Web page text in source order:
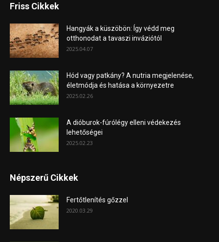
Friss Cikkek
Hangyák a küszöbön: Így védd meg
otthonodat a tavaszi inváziótól
2025.04.07
Hód vagy patkány? A nutria megjelenése,
életmódja és hatása a környezetre
2025.02.26
A dióburok-fúrólégy elleni védekezés
lehetőségei
2025.02.23
Népszerű Cikkek
Fertőtlenítés gőzzel
2020.03.29